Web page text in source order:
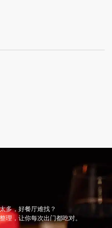
多，好餐厅难找？
，让你每次出门都吃对。